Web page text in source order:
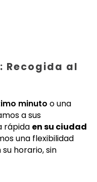
Recogida al
minuto o una
a sus
rápida en su ciudad
una flexibilidad
horario, sin